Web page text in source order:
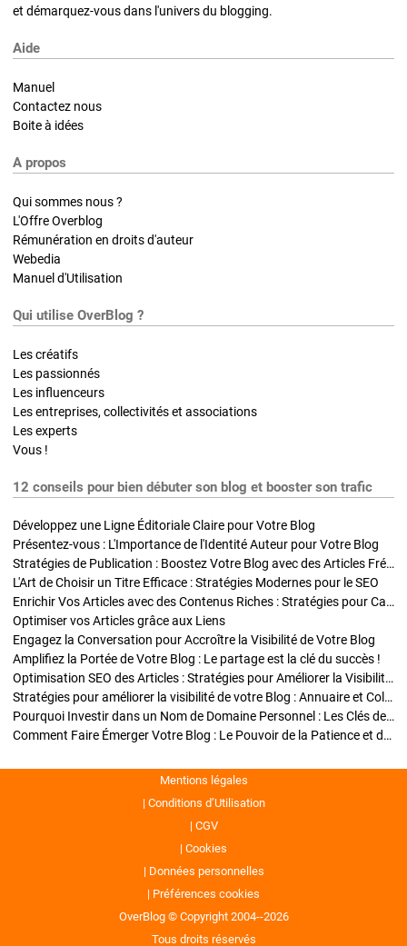
et démarquez-vous dans l'univers du blogging.
Aide
Manuel
Contactez nous
Boite à idées
A propos
Qui sommes nous ?
L'Offre Overblog
Rémunération en droits d'auteur
Webedia
Manuel d'Utilisation
Qui utilise OverBlog ?
Les créatifs
Les passionnés
Les influenceurs
Les entreprises, collectivités et associations
Les experts
Vous !
12 conseils pour bien débuter son blog et booster son trafic
Développez une Ligne Éditoriale Claire pour Votre Blog
Présentez-vous : L'Importance de l'Identité Auteur pour Votre Blog
Stratégies de Publication : Boostez Votre Blog avec des Articles Fréquents et Exclusifs
L'Art de Choisir un Titre Efficace : Stratégies Modernes pour le SEO
Enrichir Vos Articles avec des Contenus Riches : Stratégies pour Captiver et Optimiser
Optimiser vos Articles grâce aux Liens
Engagez la Conversation pour Accroître la Visibilité de Votre Blog
Amplifiez la Portée de Votre Blog : Le partage est la clé du succès !
Optimisation SEO des Articles : Stratégies pour Améliorer la Visibilité de Votre Blog
Stratégies pour améliorer la visibilité de votre Blog : Annuaire et Collaborations
Pourquoi Investir dans un Nom de Domaine Personnel : Les Clés de la Réussite de Votre Blog
Comment Faire Émerger Votre Blog : Le Pouvoir de la Patience et de la Persévérance
Mentions légales
Conditions d’Utilisation
CGV
Cookies
Données personnelles
Préférences cookies
OverBlog © Copyright 2004--2026
Tous droits réservés